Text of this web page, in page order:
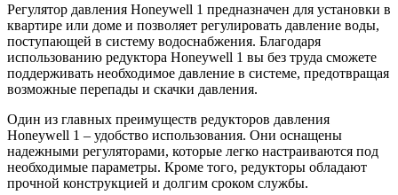
Регулятор давления Honeywell 1 предназначен для установки в
квартире или доме и позволяет регулировать давление воды,
поступающей в систему водоснабжения. Благодаря
использованию редуктора Honeywell 1 вы без труда сможете
поддерживать необходимое давление в системе, предотвращая
возможные перепады и скачки давления.
Один из главных преимуществ редукторов давления
Honeywell 1 – удобство использования. Они оснащены
надежными регуляторами, которые легко настраиваются под
необходимые параметры. Кроме того, редукторы обладают
прочной конструкцией и долгим сроком службы.